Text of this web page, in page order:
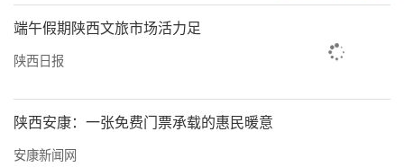
继续发挥余热，为社区的建设贡献自己的力
量。”
太乙路社区党委将以此次“七一”系列活动为
端午假期陕西文旅市场活力足
陕西日报
陕西安康：一张免费门票承载的惠民暖意
安康新闻网